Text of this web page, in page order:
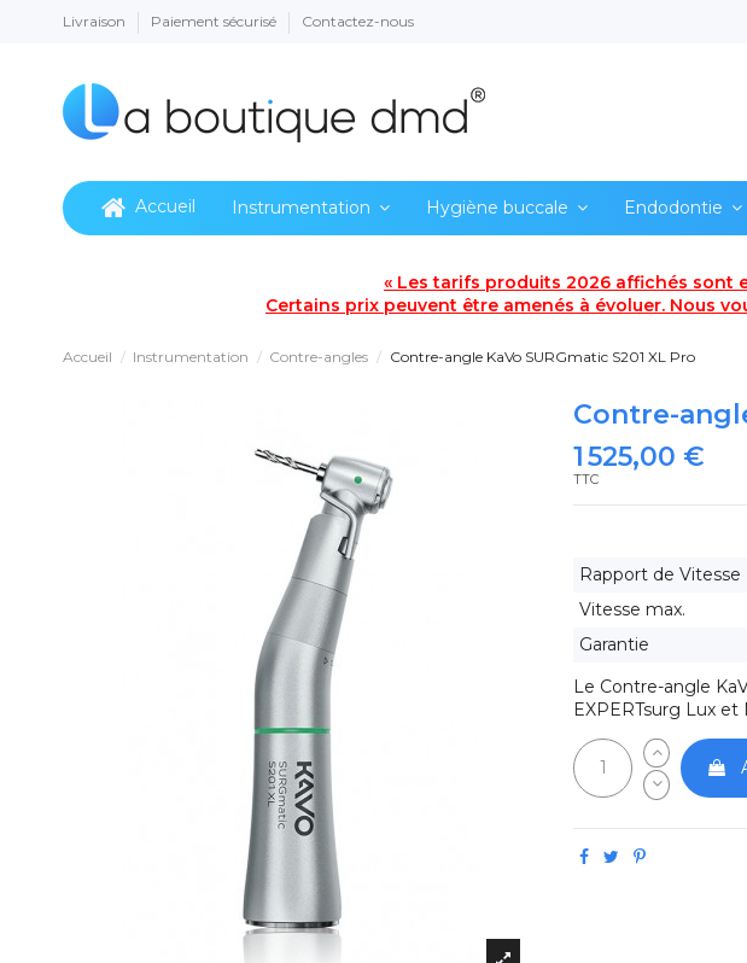
Livraison Paiement sécurisé Contactez-nous
Accueil Instrumentation Hygiène buccale Endodontie
« Les tarifs produits 2026 affichés sont
Certains prix peuvent être amenés à évoluer. Nous
Accueil Instrumentation Contre-angles Contre-angle KaVo SURGmatic S201 XL Pro
Contre-
1 525,00 €
TTC
Rapport de Vitesse
Vitesse max.
Garantie
Le Contre-angle
EXPERTsurg Lux et